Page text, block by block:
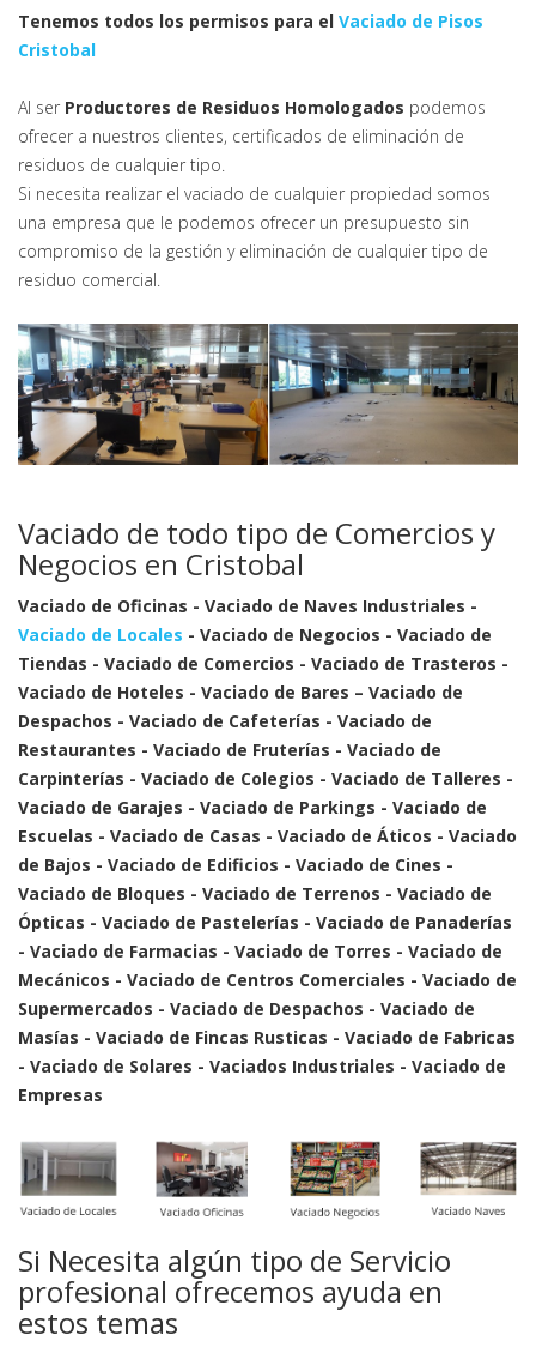
Tenemos todos los permisos para el Vaciado de Pisos
Cristobal
Al ser Productores de Residuos Homologados podemos
ofrecer a nuestros clientes, certificados de eliminación de
residuos de cualquier tipo.
Si necesita realizar el vaciado de cualquier propiedad somos
una empresa que le podemos ofrecer un presupuesto sin
compromiso de la gestión y eliminación de cualquier tipo de
residuo comercial.
Vaciado de todo tipo de Comercios y
Negocios en Cristobal
Vaciado de Oficinas - Vaciado de Naves Industriales -
Vaciado de Locales - Vaciado de Negocios - Vaciado de
Tiendas - Vaciado de Comercios - Vaciado de Trasteros -
Vaciado de Hoteles - Vaciado de Bares – Vaciado de
Despachos - Vaciado de Cafeterías - Vaciado de
Restaurantes - Vaciado de Fruterías - Vaciado de
Carpinterías - Vaciado de Colegios - Vaciado de Talleres -
Vaciado de Garajes - Vaciado de Parkings - Vaciado de
Escuelas - Vaciado de Casas - Vaciado de Áticos - Vaciado
de Bajos - Vaciado de Edificios - Vaciado de Cines -
Vaciado de Bloques - Vaciado de Terrenos - Vaciado de
Ópticas - Vaciado de Pastelerías - Vaciado de Panaderías
- Vaciado de Farmacias - Vaciado de Torres - Vaciado de
Mecánicos - Vaciado de Centros Comerciales - Vaciado de
Supermercados - Vaciado de Despachos - Vaciado de
Masías - Vaciado de Fincas Rusticas - Vaciado de Fabricas
- Vaciado de Solares - Vaciados Industriales - Vaciado de
Empresas
Si Necesita algún tipo de Servicio
profesional ofrecemos ayuda en
estos temas